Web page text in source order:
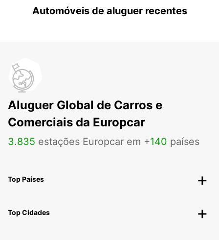
Automóveis de aluguer recentes
Aluguer Global de Carros e
Comerciais da Europcar
3.835 estações Europcar em +140 países
Top Países
Top Cidades